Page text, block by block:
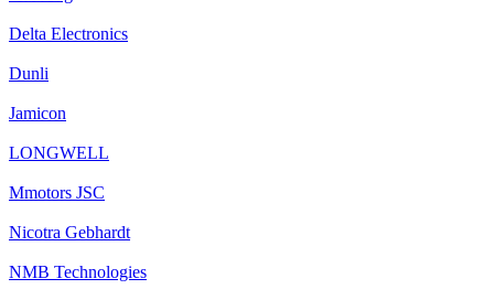
Delta Electronics
Dunli
Jamicon
LONGWELL
Mmotors JSC
Nicotra Gebhardt
NMB Technologies